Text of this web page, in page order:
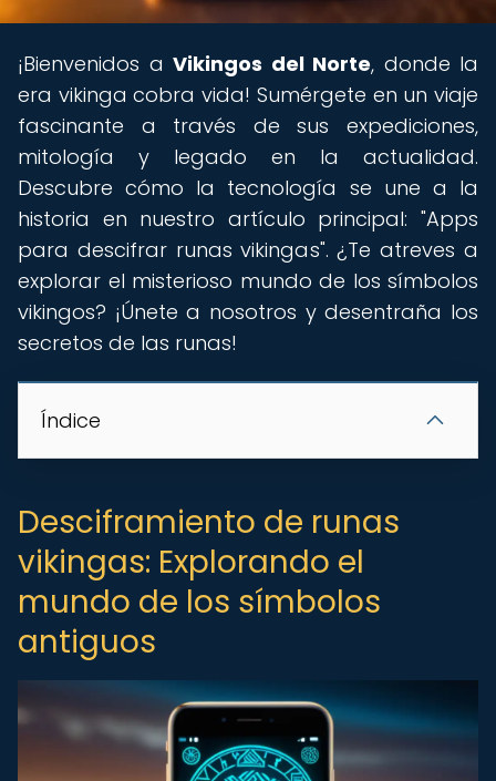
¡Bienvenidos a Vikingos del Norte, donde la
era vikinga cobra vida! Sumérgete en un viaje
fascinante a través de sus expediciones,
mitología y legado en la actualidad.
Descubre cómo la tecnología se une a la
historia en nuestro artículo principal: "Apps
para descifrar runas vikingas". ¿Te atreves a
explorar el misterioso mundo de los símbolos
vikingos? ¡Únete a nosotros y desentraña los
secretos de las runas!
Índice
Desciframiento de runas
vikingas: Explorando el
mundo de los símbolos
antiguos